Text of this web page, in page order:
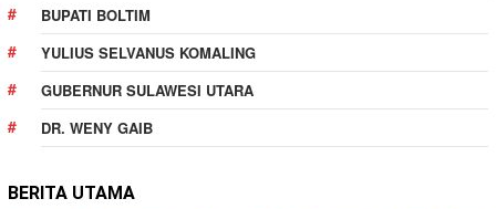
BUPATI BOLTIM
YULIUS SELVANUS KOMALING
GUBERNUR SULAWESI UTARA
DR. WENY GAIB
BERITA UTAMA